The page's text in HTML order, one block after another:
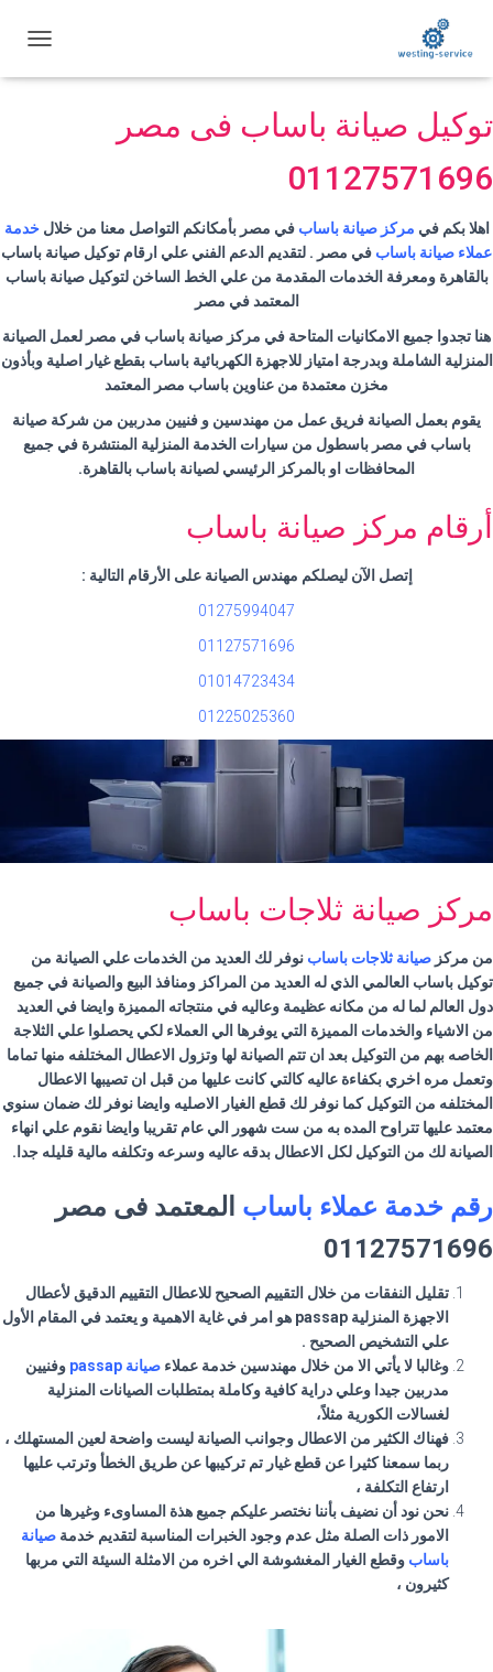
ب
ن
ق
ل
توكيل صيانة باساب فى مصر
01127571696
اهلابكم في مركز صيانة باساب في مصر بأمكانكم التواصل معنا من خلالخدمة
عملاء صيانة باساب في مصر . لتقديم الدعم الفني علي ارقام توكيل صيانة باساب
بالقاهرة ومعرفة الخدمات المقدمة من علي الخط الساخن لتوكيل صيانةباساب
المعتمد في مصر
هنا تجدوا جميع الامكانيات المتاحة في مركز صيانة باساب في مصر لعمل الصيانة
المنزلية الشاملة وبدرجة امتياز للاجهزة الكهربائيةباساببقطع غيار اصلية وبأذون
مخزن معتمدة من عناوين باساب مصر المعتمد
يقوم بعمل الصيانة فريق عمل من مهندسين و فنيين مدربين من شركة صيانة
باسابفي مصر باسطول من سيارات الخدمة المنزلية المنتشرة في جميع
المحافظات او بالمركز الرئيسي لصيانة باساب بالقاهرة.
أرقام مركز صيانة باساب
إتصل الآن ليصلكم مهندس الصيانة على الأرقام التالية :
01275994047
01127571696
01014723434
01225025360
مركز صيانة ثلاجات باساب
من مركز صيانة ثلاجات باساب نوفر لك العديد من الخدمات علي الصيانة من
توكيل باساب العالمي الذي له العديد من المراكز ومنافذ البيع والصيانة في جميع
دول العالم لما له من مكانه عظيمة وعاليه في منتجاته المميزة وايضا في العديد
من الاشياء والخدمات المميزة التي يوفرها الي العملاء لكي يحصلوا علي الثلاجة
الخاصه بهم من التوكيل بعد ان تتم الصيانة لها وتزول الاعطال المختلفه منها تماما
وتعمل مره اخري بكفاءة عاليه كالتي كانت عليها من قبل ان تصيبها الاعطال
المختلفه من التوكيل كما نوفر لك قطع الغيار الاصليه وايضا نوفر لك ضمان سنوي
معتمد عليها تتراوح المده به من ست شهور الي عام تقريبا وايضا نقوم علي انهاء
الصيانة لك من التوكيل لكل الاعطال بدقه عاليه وسرعه وتكلفه مالية قليله جدا.
رقم خدمة عملاء باساب المعتمد فى مصر
01127571696
تقليل النفقات من خلال التقييم الصحيح للاعطال التقييم الدقيق لأعطال
الاجهزة المنزلية passap هو امر في غاية الاهمية و يعتمد في المقام الأول
علي التشخيص الصحيح .
وغالبا لا يأتي الا من خلال مهندسين خدمة عملاء صيانة passap
وفنيين
مدربين جيدا وعلي دراية كافية وكاملة بمتطلبات الصيانات المنزلية
لغسالات الكورية مثلاً،
فهناك الكثير من الاعطال وجوانب الصيانة ليست واضحة لعين المستهلك ،
ربما سمعنا كثيرا عن قطع غيار تم تركيبها عن طريق الخطأ وترتب عليها
ارتفاع التكلفة ،
نحن نود أن نضيف بأننا نختصر عليكم جميع هذة المساوىء وغيرها من
الامور ذات الصلة مثل عدم وجود الخبرات المناسبة لتقديم خدمة صيانة
باساب وقطع الغيار المغشوشة الي اخره من الامثلة السيئة التي مربها
كثيرون ،